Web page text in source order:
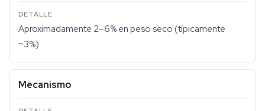
Aproximadamente 2–6% en peso seco (típicamente
~3%)
Mecanismo